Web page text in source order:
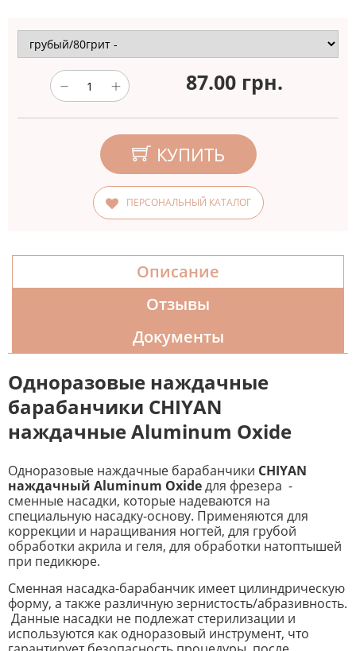
87.00 грн.
КУПИТЬ
ПЕРСОНАЛЬНЫЙ КАТАЛОГ
Описание
Отзывы
Документы
Одноразовые наждачные
барабанчики CHIYAN
наждачные Aluminum Oxide
Одноразовые наждачные барабанчики CHIYAN
наждачный Aluminum Oxideдля фрезера -
сменные насадки, которые надеваются на
специальную насадку-основу. Применяются для
коррекции и наращивания ногтей, для грубой
обработки акрила и геля, для обработки натоптышей
при педикюре.
Сменная насадка-барабанчик имеет цилиндрическую
форму, а также различную зернистость/абразивность.
Данные насадки не подлежат стерилизации и
используются как одноразовый инструмент, что